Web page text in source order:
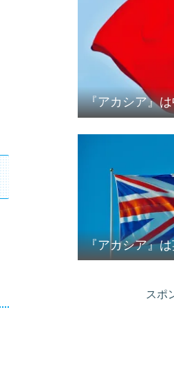
『アカシア』
『アカシア』
スポ